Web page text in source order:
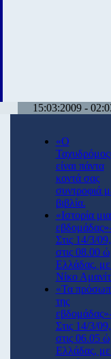
15:03:2009 -
«Ο
είναι πάντα
κοντά σας
συντροφιά
βιβλία.
«Ιστορία
Στις 14/3/09,
στις 08.00
Ελλάδας, με
Νίκο
«Τα
της
Στις 14/3/09,
στις 06.05
Ελλάδας, με